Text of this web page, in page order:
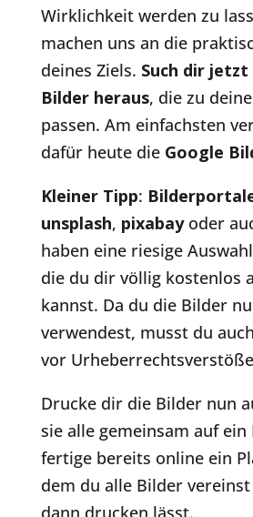
Wirklichkeit werden zu
machen uns an die
deines Ziels. Such dir jetzt
Bilder heraus, die zu
passen. Am einfachsten
dafür heute die Google
Kleiner Tipp:
unsplash, pixabayoder
haben eine riesige
die du dir völlig kostenlos
kannst. Da du die Bilder
verwendest, musst du
vor
Drucke dir die Bilder nun
sie alle gemeinsam auf ein
fertige bereits online ein
dem du alle Bilder
dann drucken lässt.